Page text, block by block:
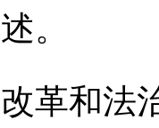
。
和法